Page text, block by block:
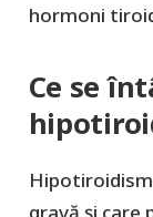
hormoni
Ce se